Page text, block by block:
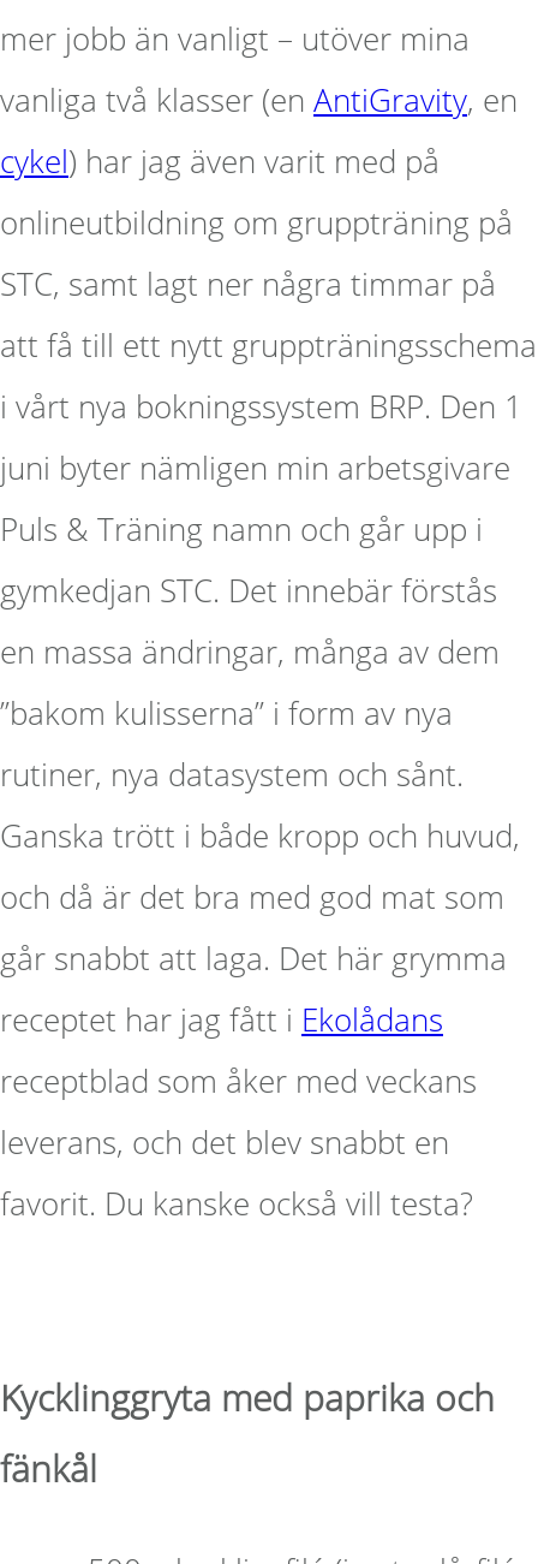
mer jobb än vanligt – utöver mina
vanliga två klasser (en AntiGravity, en
cykel) har jag även varit med på
onlineutbildning om gruppträning på
STC, samt lagt ner några timmar på
att få till ett nytt gruppträningsschema
i vårt nya bokningssystem BRP. Den 1
juni byter nämligen min arbetsgivare
Puls & Träning namn och går upp i
gymkedjan STC. Det innebär förstås
en massa ändringar, många av dem
”bakom kulisserna” i form av nya
rutiner, nya datasystem och sånt.
Ganska trött i både kropp och huvud,
och då är det bra med god mat som
går snabbt att laga. Det här grymma
receptet har jag fått i Ekolådans
receptblad som åker med veckans
leverans, och det blev snabbt en
favorit. Du kanske också vill testa?
Kycklinggryta med paprika och
fänkål